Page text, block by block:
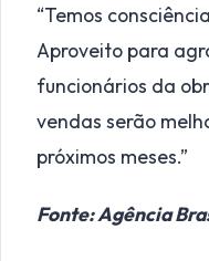
“Temos
Aproveito para
funcionários da
vendas serão
próximos meses.”
Fonte: Agência